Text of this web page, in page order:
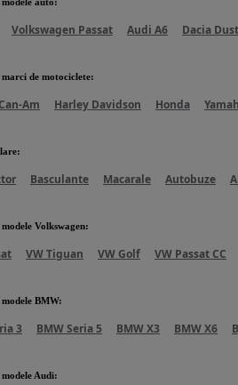
Volkswagen Passat Audi A6 Dacia
de motociclete:
Can-Am Harley Davidson Honda
:
Basculante Macarale Autobuze
Volkswagen:
VW Tiguan VW Golf VW Passat CC
BMW:
3 BMW Seria 5 BMW X3 BMW X6
Audi: